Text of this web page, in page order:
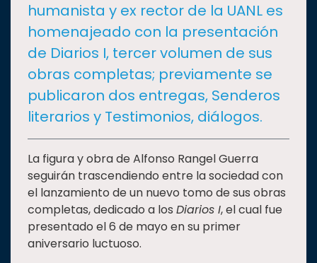
I+D+IEXPERTOS
SALUD
SUSTENTABILIDAD
TEMAS
Oferta
educativa
Estudiantes
humanista y ex rector de la UANL es
homenajeado con la presentación
de Diarios I, tercer volumen de sus
obras completas; previamente se
publicaron dos entregas, Senderos
literarios y Testimonios, diálogos.
La figura y obra de Alfonso Rangel Guerra
seguirán trascendiendo entre la sociedad con
el lanzamiento de un nuevo tomo de sus obras
completas, dedicado a los Diarios I, el cual fue
presentado el 6 de mayo en su primer
aniversario luctuoso.